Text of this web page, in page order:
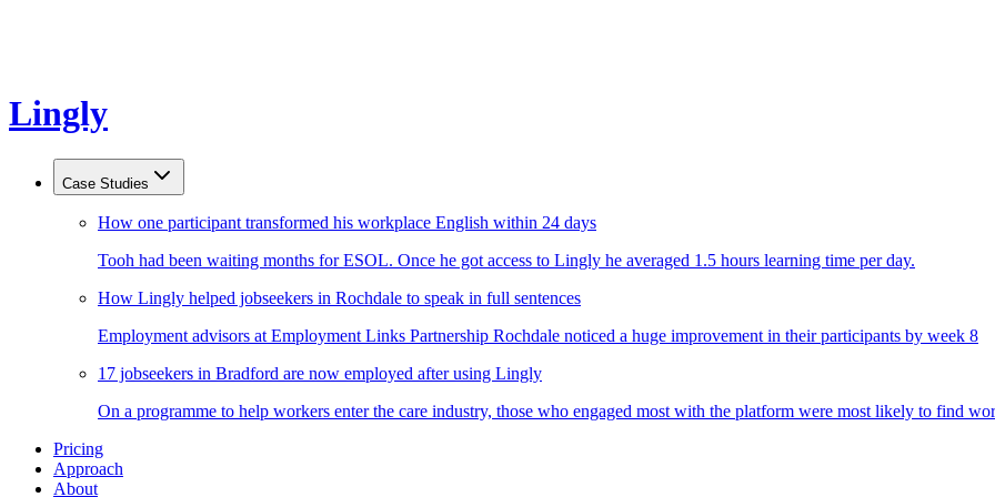
Lingly
Case Studies
How one participant transformed his workplace English within 24 days
Tooh had been waiting months for ESOL. Once he got access to Lingly he averaged 1.5 hours learning time per day.
How Lingly helped jobseekers in Rochdale to speak in full sentences
Employment advisors at Employment Links Partnership Rochdale noticed a huge improvement in their participants by week 8
17 jobseekers in Bradford are now employed after using Lingly
On a programme to help workers enter the care industry, those who engaged most with the platform were most likely to find
Pricing
Approach
About